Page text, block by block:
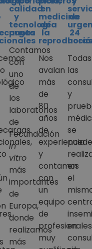
calidad
y
tecnología
punta
Contamos
con
uno
de
los
laboratorios
de
Fecundación
in
vitro
más
importantes
de
Europa,
donde
realizamos
más
en
medicina
de
la
Nos
avalan
más
de
80
años
de
experiencia
y
contamos
con
un
equipo
de
profesionales
muy
de
24
horas
Todas
las
y
se
en
el
en